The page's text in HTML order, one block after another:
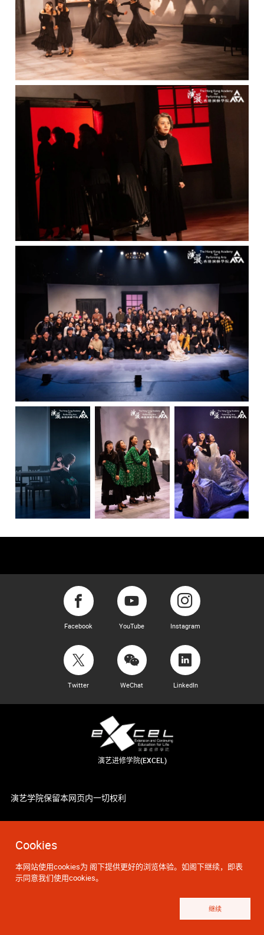
Cookies
本网站使用cookies为 阁下提供更好的浏览体验。如阁下继续，即表
示同意我们使用cookies。
继续
Facebook YouTube Instagram
Twitter WeChat LinkedIn
演艺进修学院(EXCEL)
演艺学院保留本网页内一切权利